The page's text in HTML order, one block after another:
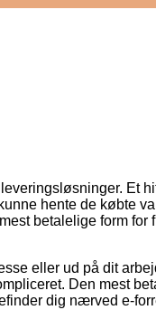
Et
hente de købte
betalelige form for
eller ud på dit
Den mest
dig nærved e-